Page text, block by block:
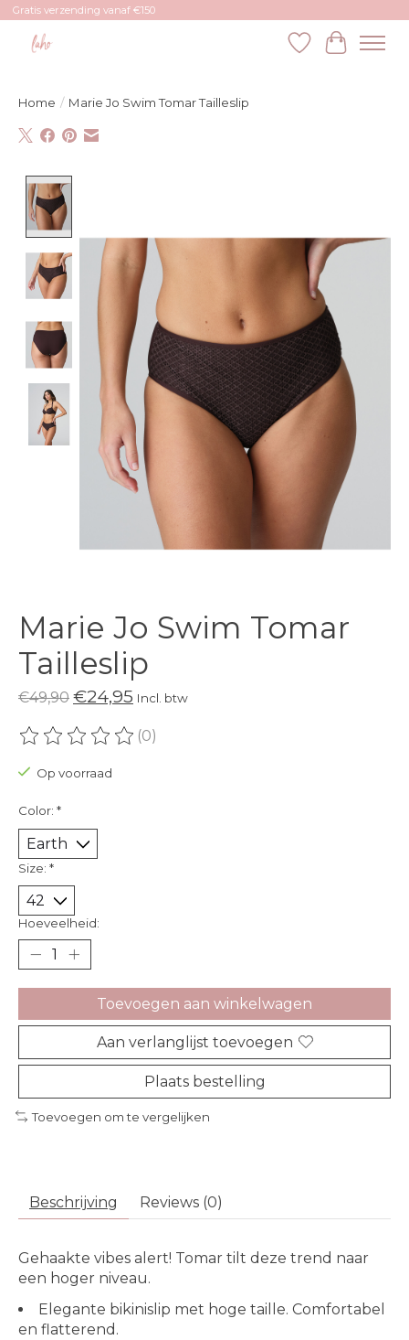
Gratis verzending vanaf €150
Verlanglijst
Home / Marie Jo Swim Tomar Tailleslip
Marie Jo Swim Tomar
Tailleslip
€49,90 €24,95 Incl. btw
De beoordeling van dit product is
(0)
Op voorraad
Color: *
Size: *
Hoeveelheid:
Toevoegen aan winkelwagen
Aan verlanglijst toevoegen
Plaats bestelling
Toevoegen om te vergelijken
Beschrijving Reviews (0)
Gehaakte vibes alert! Tomar tilt deze trend naar
een hoger niveau.
Elegante bikinislip met hoge taille. Comfortabel
en flatterend.